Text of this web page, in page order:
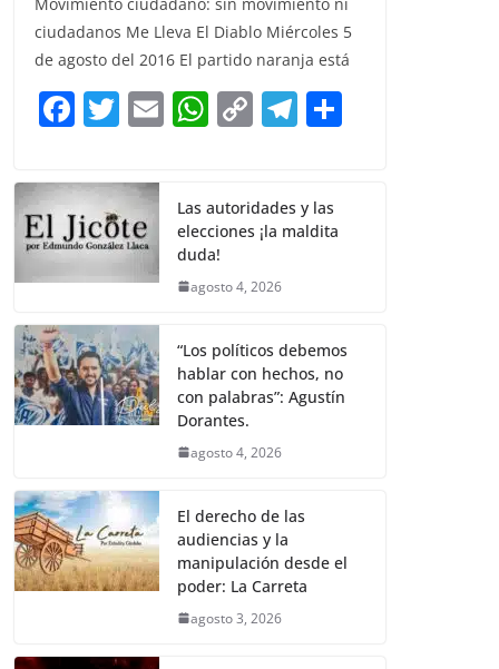
c
e
b
o
k
itt
er
ai
l
at
s
A
p
p
y
Li
n
e
gr
a
m
ar
e
ciudadanos Me Lleva El Diablo Miércoles 5
de agosto del 2016 El partido naranja está
F
c
e
b
o
o
k
T
itt
er
E W
s
A
p
C
y
Li
n
T
gr
a
Las autoridades y las
elecciones ¡la maldita
duda!
agosto 4, 2026
“Los políticos debemos
hablar con hechos, no
con palabras”: Agustín
Dorantes.
agosto 4, 2026
El derecho de las
audiencias y la
manipulación desde el
poder: La Carreta
agosto 3, 2026